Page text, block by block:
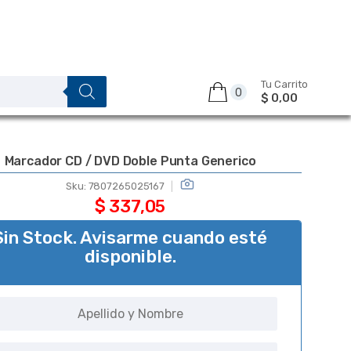
0
Tu Carrito
$ 0,00
Marcador CD / DVD Doble Punta Generico
Sku: 7807265025167
$ 337,05
Stock. Avisarme cuando esté
disponible.